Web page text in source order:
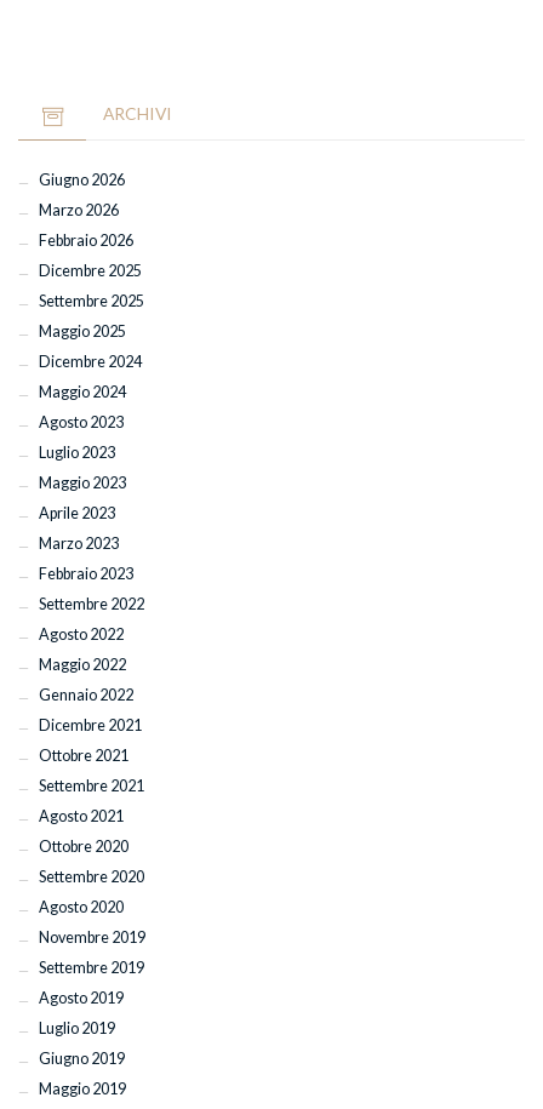
ARCHIVI
Giugno 2026
Marzo 2026
Febbraio 2026
Dicembre 2025
Settembre 2025
Maggio 2025
Dicembre 2024
Maggio 2024
Agosto 2023
Luglio 2023
Maggio 2023
Aprile 2023
Marzo 2023
Febbraio 2023
Settembre 2022
Agosto 2022
Maggio 2022
Gennaio 2022
Dicembre 2021
Ottobre 2021
Settembre 2021
Agosto 2021
Ottobre 2020
Settembre 2020
Agosto 2020
Novembre 2019
Settembre 2019
Agosto 2019
Luglio 2019
Giugno 2019
Maggio 2019